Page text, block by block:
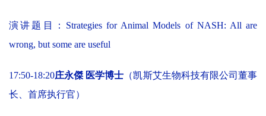
演讲题目：Strategies for Animal Models of NASH: All are
wrong, but some are useful
17:50-18:20庄永傑 医学博士 （凯斯艾生物科技有限公司董事
长、首席执行官）